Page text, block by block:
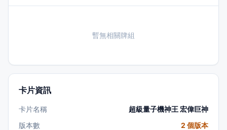
暫無相關牌組
卡片資訊
卡片名稱
超級量子機神王 宏偉巨神
版本數
2 個版本